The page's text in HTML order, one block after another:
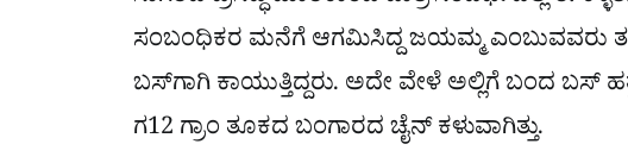
ಸಂಬಂಧಿಕರ ಮನೆಗೆ ಆಗಮಿಸಿದ್ದ ಜಯಮ್ಮ ಎಂಬುವವರು
ಬಸ್​ಗಾಗಿ ಕಾಯುತ್ತಿದ್ದರು. ಅದೇ ವೇಳೆ ಅಲ್ಲಿಗೆ ಬಂದ ಬಸ್
ಗ12 ಗ್ರಾಂ ತೂಕದ ಬಂಗಾರದ ಚೈನ್ ಕಳುವಾಗಿತ್ತು.